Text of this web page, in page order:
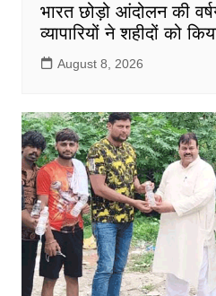
भारत छोड़ो आंदोलन की
व्यापारियों ने शहीदों को
August 8, 2026